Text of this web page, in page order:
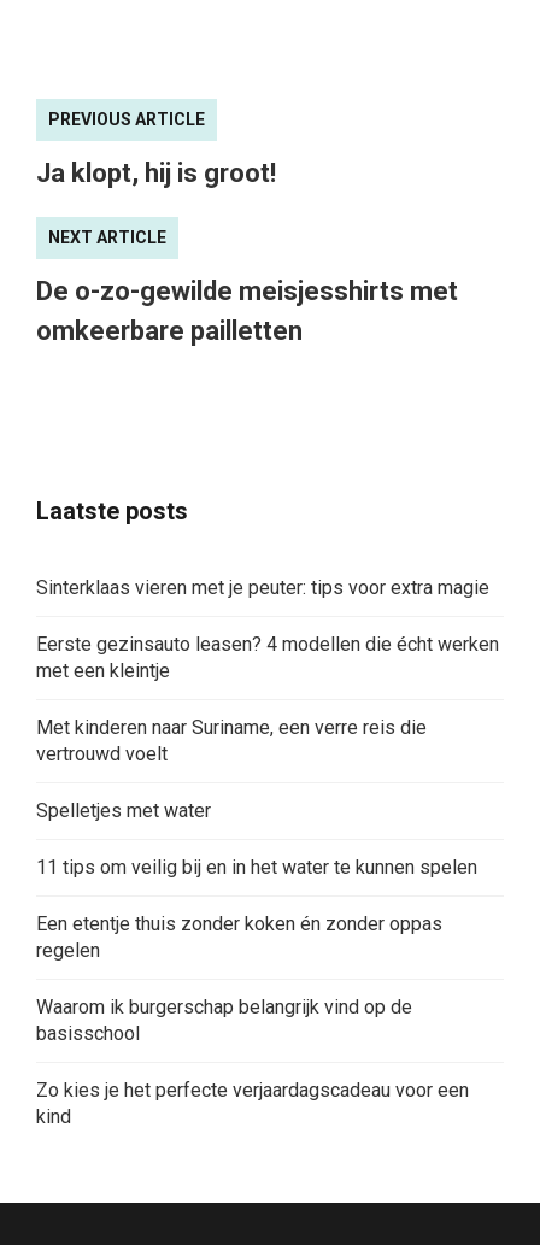
PREVIOUS ARTICLE
Ja klopt, hij is groot!
NEXT ARTICLE
De o-zo-gewilde meisjesshirts met
omkeerbare pailletten
Laatste posts
Sinterklaas vieren met je peuter: tips voor extra magie
Eerste gezinsauto leasen? 4 modellen die écht werken
met een kleintje
Met kinderen naar Suriname, een verre reis die
vertrouwd voelt
Spelletjes met water
11 tips om veilig bij en in het water te kunnen spelen
Een etentje thuis zonder koken én zonder oppas
regelen
Waarom ik burgerschap belangrijk vind op de
basisschool
Zo kies je het perfecte verjaardagscadeau voor een
kind